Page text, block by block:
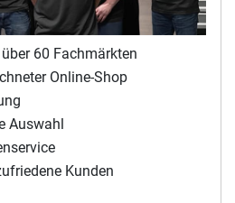
60 Fachmärkten
Online-Shop
Auswahl
Kunden